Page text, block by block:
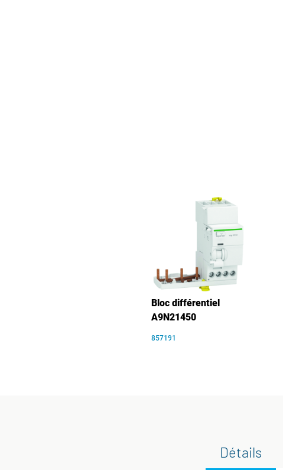
Bloc différentiel
A9N21450
857191
Détails